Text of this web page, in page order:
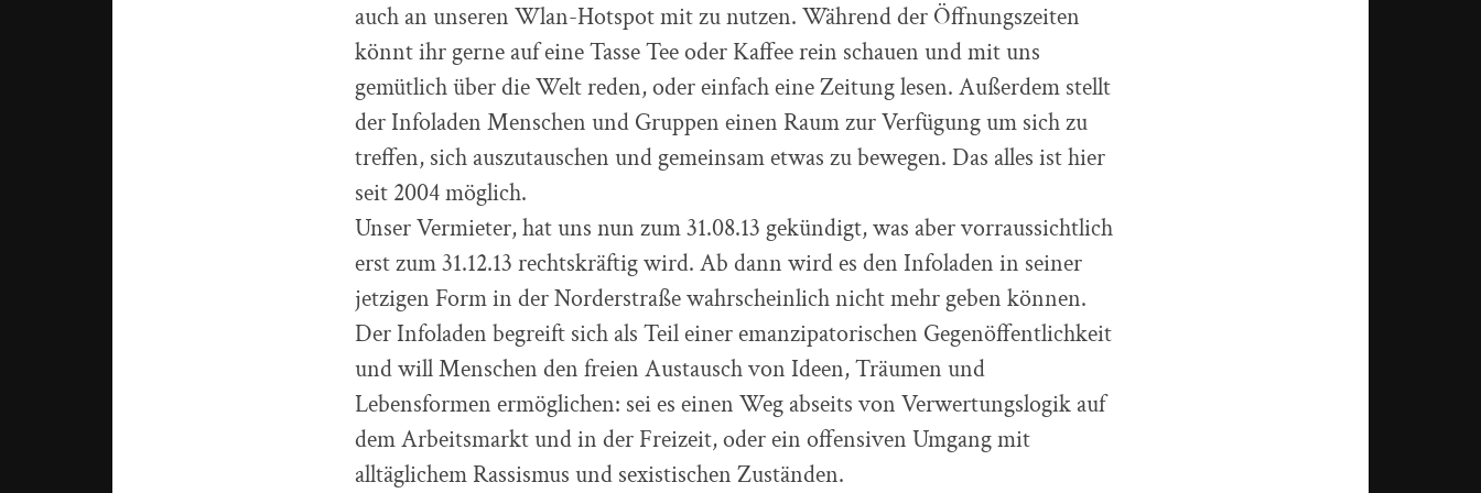
auch an unseren Wlan-Hotspot mit zu nutzen. Während der Öffnungszeiten
könnt ihr gerne auf eine Tasse Tee oder Kaffee rein schauen und mit uns
gemütlich über die Welt reden, oder einfach eine Zeitung lesen. Außerdem stellt
der Infoladen Menschen und Gruppen einen Raum zur Verfügung um sich zu
treffen, sich auszutauschen und gemeinsam etwas zu bewegen. Das alles ist hier
seit 2004 möglich.
Unser Vermieter, hat uns nun zum 31.08.13 gekündigt, was aber vorraussichtlich
erst zum 31.12.13 rechtskräftig wird. Ab dann wird es den Infoladen in seiner
jetzigen Form in der Norderstraße wahrscheinlich nicht mehr geben können.
Der Infoladen begreift sich als Teil einer emanzipatorischen Gegenöffentlichkeit
und will Menschen den freien Austausch von Ideen, Träumen und
Lebensformen ermöglichen: sei es einen Weg abseits von Verwertungslogik auf
dem Arbeitsmarkt und in der Freizeit, oder ein offensiven Umgang mit
alltäglichem Rassismus und sexistischen Zuständen.